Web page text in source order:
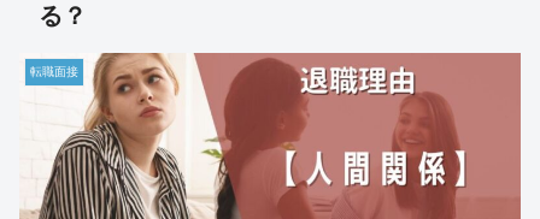
る？
転職面接